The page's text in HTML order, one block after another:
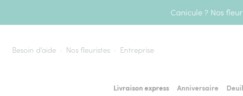
Canicule ? Nos
Besoin d’aide Nos fleuristes Entreprise
Livraison express Anniversaire Deuil